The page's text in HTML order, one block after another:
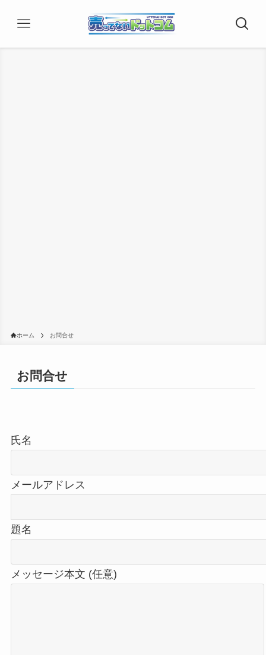
ホーム お問合せ
お問合せ
氏名
メールアドレス
題名
メッセージ本文 (任意)